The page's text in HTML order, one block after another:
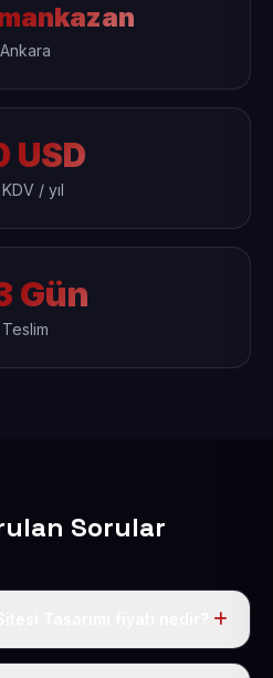
Ankara
USD
/ yıl
Gün
Teslim
Sorular
50 USD + KDV. Bu bedele alan